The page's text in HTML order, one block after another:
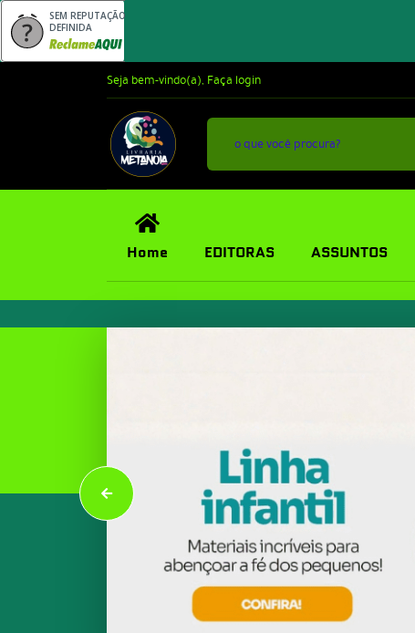
SEM REPUTAÇÃO
DEFINIDA
Seja bem-vindo(a), Faça login
Home EDITORAS ASSUNTOS